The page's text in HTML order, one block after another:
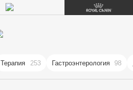
Терапия 253 Гастроэнтерология 98